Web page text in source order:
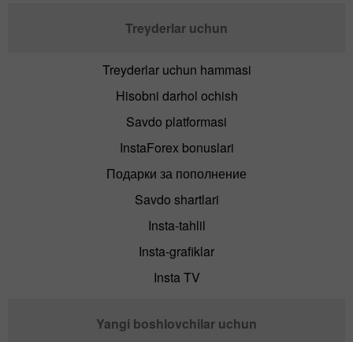
Treyderlar uchun
Treyderlar uchun hammasi
Hisobni darhol ochish
Savdo platformasi
InstaForex bonuslari
Подарки за пополнение
Savdo shartlari
Insta-tahlil
Insta-grafiklar
Insta TV
Yangi boshlovchilar uchun